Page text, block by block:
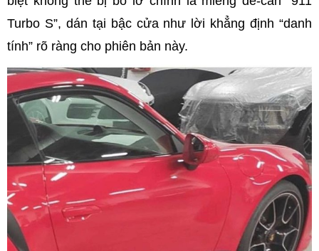
Turbo S”, dán tại bậc cửa như lời khẳng định “danh
tính” rõ ràng cho phiên bản này.